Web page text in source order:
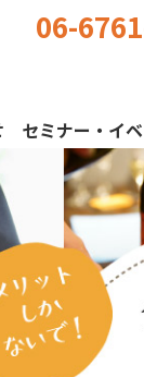
セミナー・イ
06-